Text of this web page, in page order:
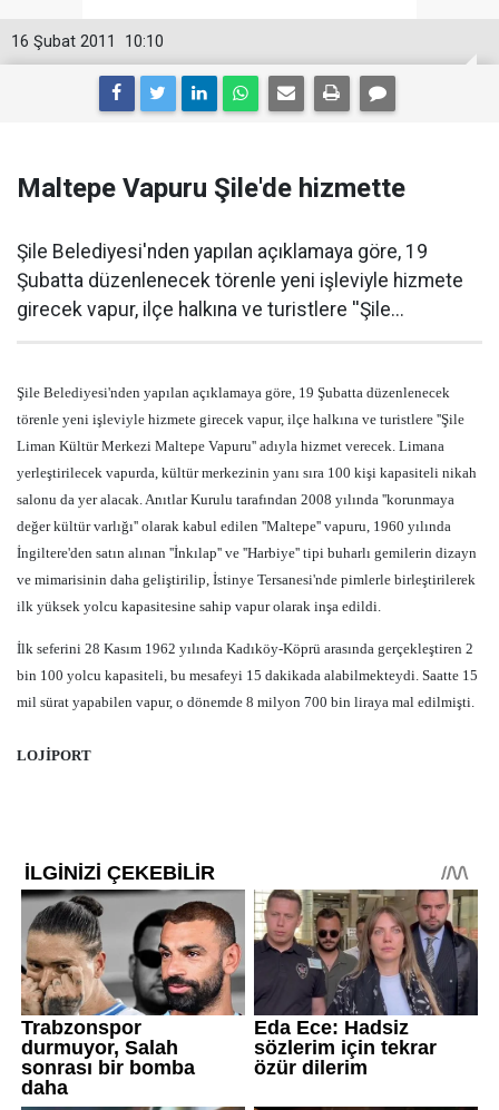
10:10
16 Şubat 2011
Maltepe Vapuru Şile'de hizmette
Şile Belediyesi'nden yapılan açıklamaya göre, 19
Şubatta düzenlenecek törenle yeni işleviyle hizmete
girecek vapur, ilçe halkına ve turistlere ''Şile...
Şile Belediyesi'nden yapılan açıklamaya göre, 19 Şubatta düzenlenecek
törenle yeni işleviyle hizmete girecek vapur, ilçe halkına ve turistlere ''Şile
Liman Kültür Merkezi Maltepe Vapuru'' adıyla hizmet verecek. Limana
yerleştirilecek vapurda, kültür merkezinin yanı sıra 100 kişi kapasiteli nikah
salonu da yer alacak. Anıtlar Kurulu tarafından 2008 yılında ''korunmaya
değer kültür varlığı'' olarak kabul edilen ''Maltepe'' vapuru, 1960 yılında
İngiltere'den satın alınan ''İnkılap'' ve ''Harbiye'' tipi buharlı gemilerin dizayn
ve mimarisinin daha geliştirilip, İstinye Tersanesi'nde pimlerle birleştirilerek
ilk yüksek yolcu kapasitesine sahip vapur olarak inşa edildi.
İlk seferini 28 Kasım 1962 yılında Kadıköy-Köprü arasında gerçekleştiren 2
bin 100 yolcu kapasiteli, bu mesafeyi 15 dakikada alabilmekteydi. Saatte 15
mil sürat yapabilen vapur, o dönemde 8 milyon 700 bin liraya mal edilmişti.
LOJİPORT